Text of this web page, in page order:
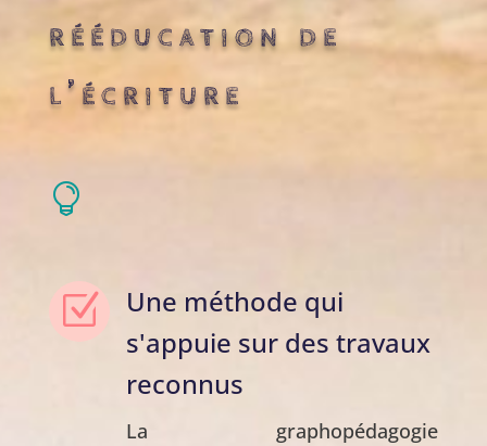
rééducation de
l’écriture

Z
Une méthode qui
s'appuie sur des travaux
reconnus
La graphopédagogie